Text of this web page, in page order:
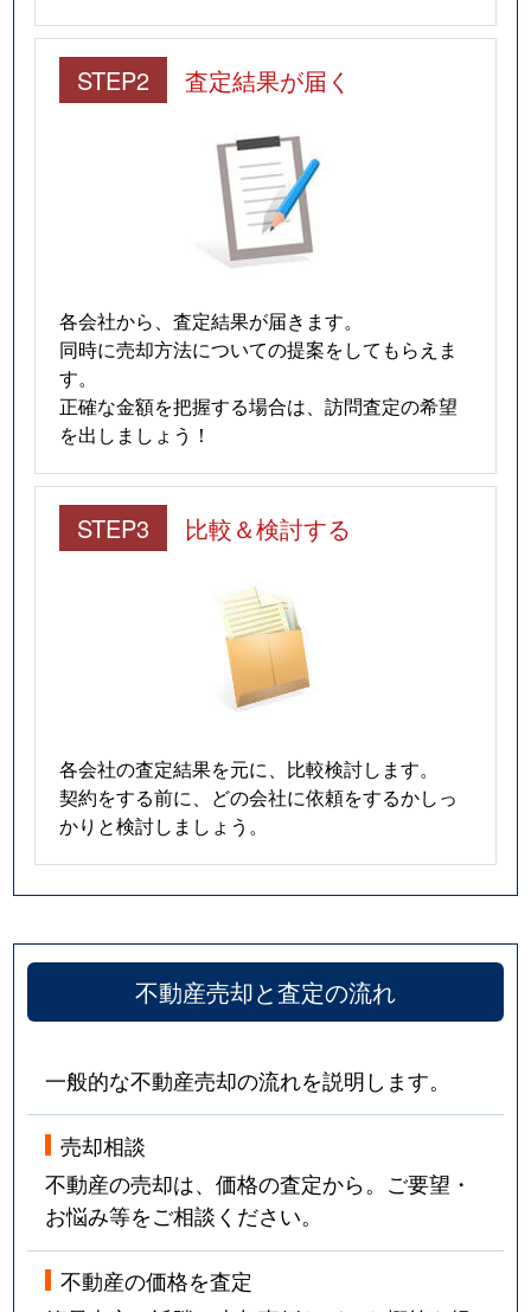
STEP2 査定結果が届く
各会社から、査定結果が届きます。
同時に売却方法についての提案をしてもらえま
す。
正確な金額を把握する場合は、訪問査定の希望
を出しましょう！
STEP3 比較＆検討する
各会社の査定結果を元に、比較検討します。
契約をする前に、どの会社に依頼をするかしっ
かりと検討しましょう。
不動産売却と査定の流れ
一般的な不動産売却の流れを説明します。
売却相談
不動産の売却は、価格の査定から。ご要望・
お悩み等をご相談ください。
不動産の価格を査定